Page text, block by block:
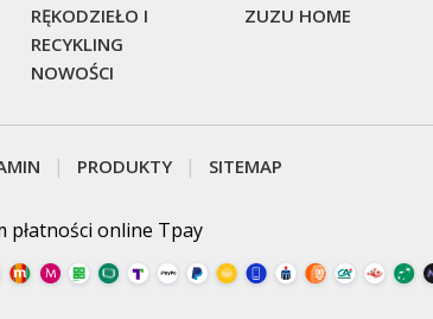
RĘKODZIEŁO I
RECYKLING
ZUZU HOME
NOWOŚCI
PRODUKTY SITEMAP
płatności online Tpay